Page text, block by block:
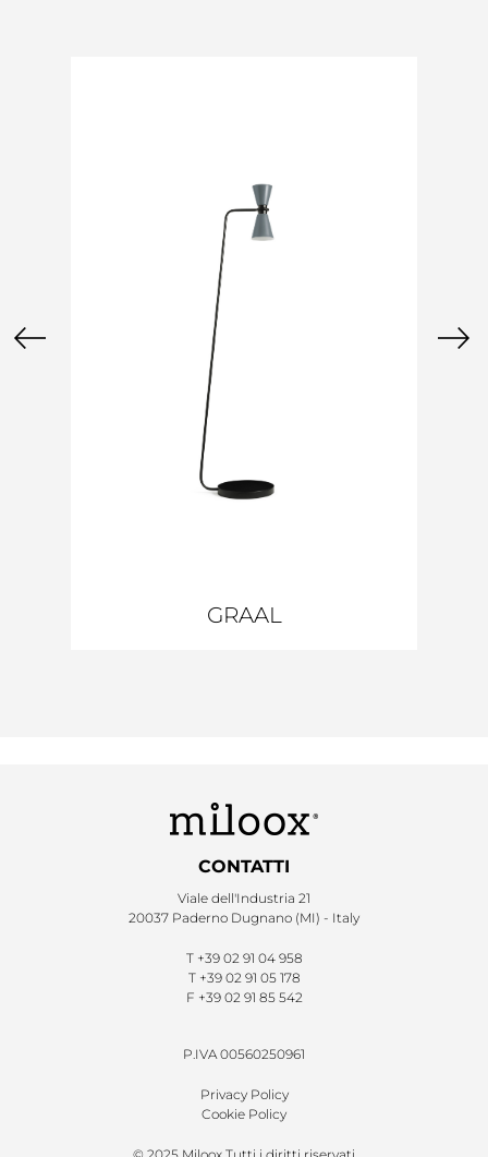
GRAAL
CONTATTI
Viale dell'Industria 21
20037 Paderno Dugnano (MI) - Italy
T +39 02 91 04 958
T +39 02 91 05 178
F +39 02 91 85 542
P.IVA 00560250961
Privacy Policy
Cookie Policy